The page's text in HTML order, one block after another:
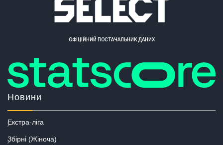
ОФІЦІЙНИЙ ПОСТАЧАЛЬНИК ДАНИХ
Новини
Екстра-ліга
Збірні (Жіноча)